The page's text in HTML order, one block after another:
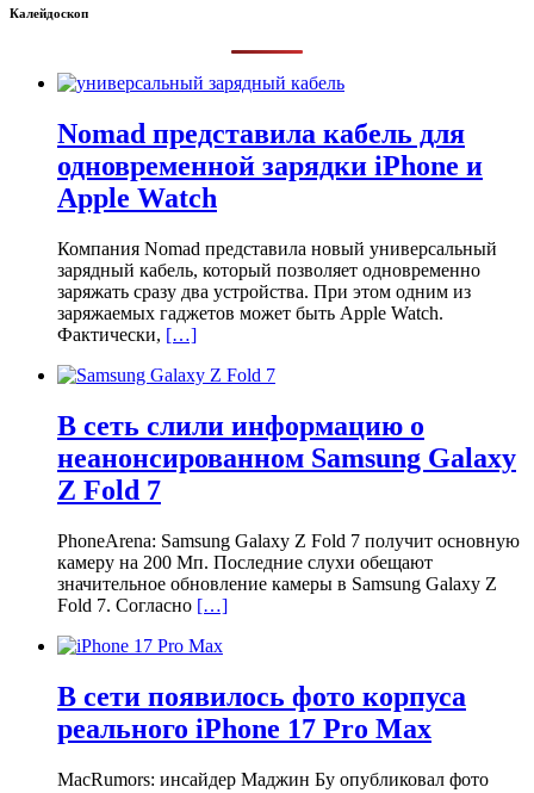
Калейдоскоп
Nomad представила кабель для
одновременной зарядки iPhone и
Apple Watch
Компания Nomad представила новый универсальный
зарядный кабель, который позволяет одновременно
заряжать сразу два устройства. При этом одним из
заряжаемых гаджетов может быть Apple Watch.
Фактически, […]
В сеть слили информацию о
неанонсированном Samsung Galaxy
Z Fold 7
PhoneArena: Samsung Galaxy Z Fold 7 получит основную
камеру на 200 Мп. Последние слухи обещают
значительное обновление камеры в Samsung Galaxy Z
Fold 7. Согласно […]
В сети появилось фото корпуса
реального iPhone 17 Pro Max
MacRumors: инсайдер Маджин Бу опубликовал фото